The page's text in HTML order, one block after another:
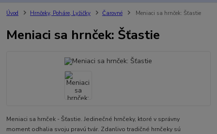
Úvod Hrnčeky, Poháre, Lyžičky Čarovné Meniaci sa hrnček: Šťastie
Meniaci sa hrnček: Šťastie
Meniaci sa hrnček - Šťastie. Jedinečné hrnčeky, ktoré v správny
moment odhalia svoju pravú tvár. Zdanlivo tradičné hrnčeky sú